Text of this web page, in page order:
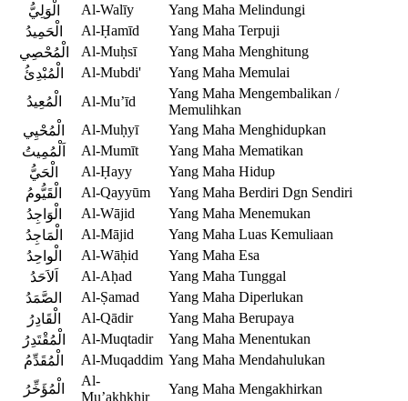
الْوَلِيُّ
Al-Walīy
Yang Maha Melindungi
الْحَمِيدُ
Al-Ḥamīd
Yang Maha Terpuji
الْمُحْصِي
Al-Muḥsī
Yang Maha Menghitung
الْمُبْدِئُ
Al-Mubdi'
Yang Maha Memulai
الْمُعِيدُ
Al-Mu’īd
Yang Maha Mengembalikan /
Memulihkan
الْمُحْيِي
Al-Muḥyī
Yang Maha Menghidupkan
اَلْمُمِيتُ
Al-Mumīt
Yang Maha Mematikan
الْحَيُّ
Al-Ḥayy
Yang Maha Hidup
الْقَيُّومُ
Al-Qayyūm
Yang Maha Berdiri Dgn Sendiri
الْوَاجِدُ
Al-Wājid
Yang Maha Menemukan
الْمَاجِدُ
Al-Mājid
Yang Maha Luas Kemuliaan
الْواحِدُ
Al-Wāḥid
Yang Maha Esa
اَلاَحَدُ
Al-Aḥad
Yang Maha Tunggal
الصَّمَدُ
Al-Ṣamad
Yang Maha Diperlukan
الْقَادِرُ
Al-Qādir
Yang Maha Berupaya
الْمُقْتَدِرُ
Al-Muqtadir
Yang Maha Menentukan
الْمُقَدِّمُ
Al-Muqaddim Yang Maha Mendahulukan
الْمُؤَخِّرُ
Al-
Mu’akhkhir
Yang Maha Mengakhirkan